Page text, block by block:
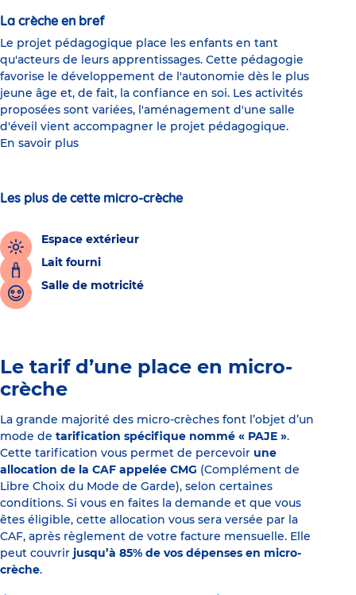
La crèche en bref
Le projet pédagogique place les enfants en tant
qu'acteurs de leurs apprentissages. Cette pédagogie
favorise le développement de l'autonomie dès le plus
jeune âge et, de fait, la confiance en soi. Les activités
proposées sont variées, l'aménagement d'une salle
d'éveil vient accompagner le projet pédagogique.
En savoir plus
Les plus de cette micro-crèche
Espace extérieur
Lait fourni
Salle de motricité
Le tarif d’une place en micro-
crèche
La grande majorité des micro-crèches font l’objet d’un
mode de tarification spécifique nommé « PAJE ».
Cette tarification vous permet de percevoir une
allocation de la CAF appelée CMG (Complément de
Libre Choix du Mode de Garde), selon certaines
conditions. Si vous en faites la demande et que vous
êtes éligible, cette allocation vous sera versée par la
CAF, après règlement de votre facture mensuelle. Elle
peut couvrir jusqu’à 85% de vos dépenses en micro-
crèche.